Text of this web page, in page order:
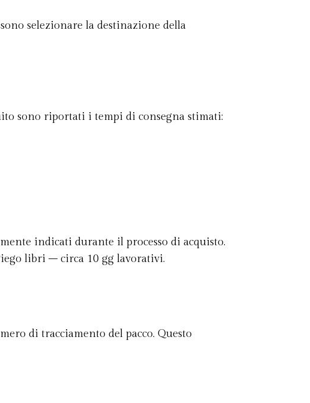
selezionare la destinazione della
sono riportati i tempi di consegna stimati:
indicati durante il processo di acquisto.
libri – circa 10 gg lavorativi.
di tracciamento del pacco. Questo